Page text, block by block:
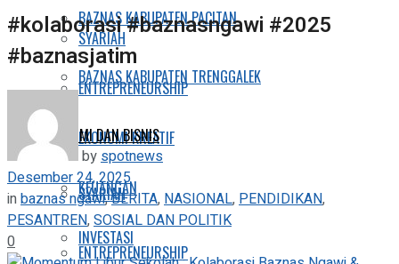
SYARIAH
ENTREPRENEURSHIP
EKONOMI KREATIF
KEUANGAN
INVESTASI
BAZNAS KABUPATEN PACITAN
BAZNAS KABUPATEN TRENGGALEK
EKONOMI DAN BISNIS
SYARIAH
ENTREPRENEURSHIP
#kolaborasi #baznasngawi #2025
#baznasjatim
by spotnews
Desember 24, 2025
inbaznas ngawi,BERITA, NASIONAL, PENDIDIKAN,
PESANTREN,SOSIAL DAN POLITIK
0